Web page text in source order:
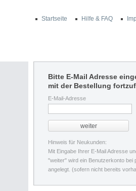
Startseite Hilfe & FAQ
Bitte E-Mail Adresse
mit der Bestellung
E-Mail-Adresse
Hinweis für Neukunden:
Mit Eingabe Ihrer E-Mail Adresse
"weiter" wird ein Benutzerkonto bei
angelegt. (sofern nicht bereits